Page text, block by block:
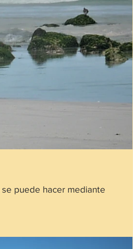
puede hacer mediante